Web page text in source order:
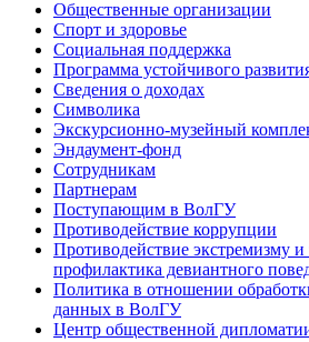
Общественные организации
Спорт и здоровье
Социальная поддержка
Программа устойчивого
Сведения о доходах
Символика
Экскурсионно-музейный
Эндаумент-фонд
Сотрудникам
Партнерам
Поступающим в ВолГУ
Противодействие коррупции
Противодействие экстремизму и
профилактика девиантного
Политика в отношении
данных в ВолГУ
Центр общественной